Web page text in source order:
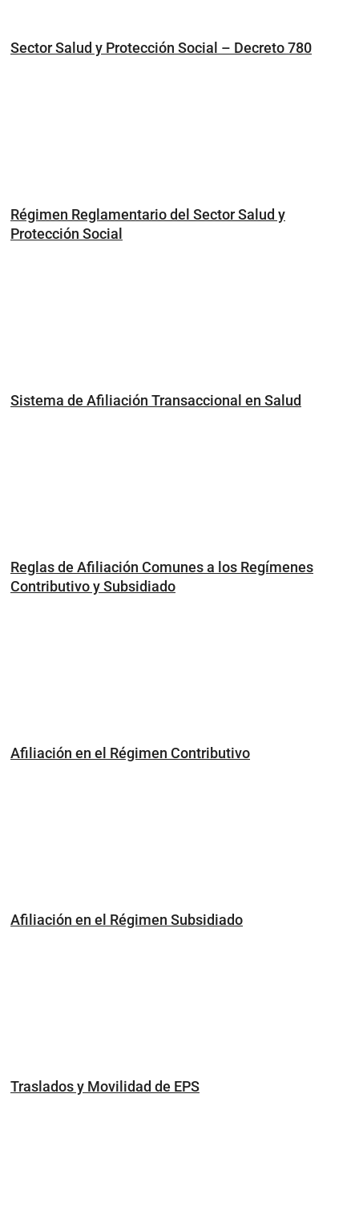
Sector Salud y Protección Social – Decreto 780
Régimen Reglamentario del Sector Salud y
Protección Social
Sistema de Afiliación Transaccional en Salud
Reglas de Afiliación Comunes a los Regímenes
Contributivo y Subsidiado
Afiliación en el Régimen Contributivo
Afiliación en el Régimen Subsidiado
Traslados y Movilidad de EPS